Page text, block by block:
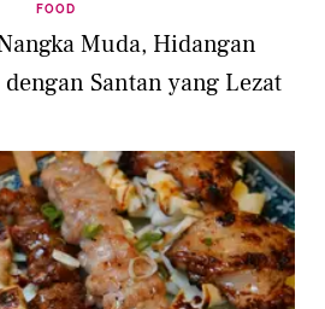
FOOD
Muda, Hidangan
Santan yang Lezat